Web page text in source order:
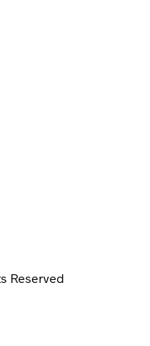
Reserved